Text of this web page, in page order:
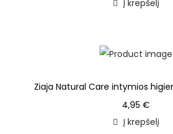
Į krepšelį
Ziaja Natural Care intymios
4,95 €
Į krepšelį